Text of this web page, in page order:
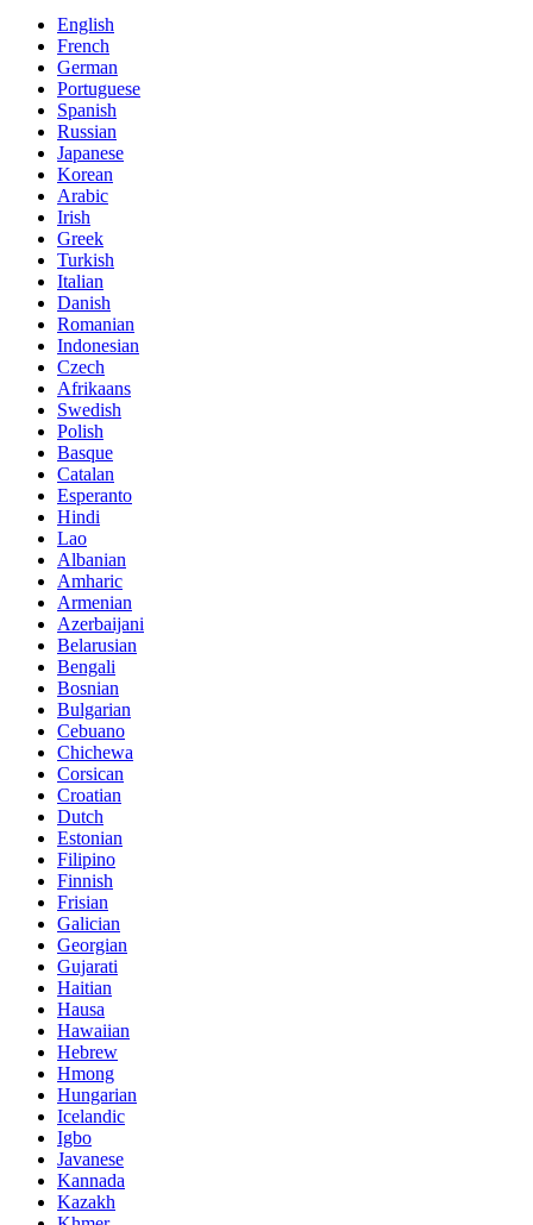
English
French
German
Portuguese
Spanish
Russian
Japanese
Korean
Arabic
Irish
Greek
Turkish
Italian
Danish
Romanian
Indonesian
Czech
Afrikaans
Swedish
Polish
Basque
Catalan
Esperanto
Hindi
Lao
Albanian
Amharic
Armenian
Azerbaijani
Belarusian
Bengali
Bosnian
Bulgarian
Cebuano
Chichewa
Corsican
Croatian
Dutch
Estonian
Filipino
Finnish
Frisian
Galician
Georgian
Gujarati
Haitian
Hausa
Hawaiian
Hebrew
Hmong
Hungarian
Icelandic
Igbo
Javanese
Kannada
Kazakh